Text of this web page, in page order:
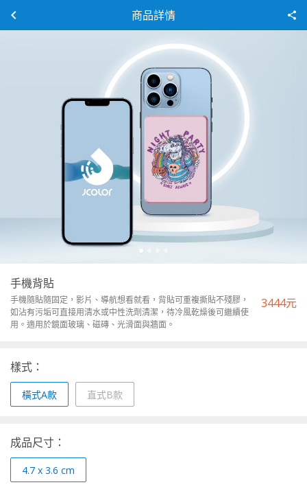
商品詳情
手機背貼
手機隨貼隨固定，影片、導航想看就看，背貼可重複撕貼不殘膠，
如沾有污垢可直接用清水或中性洗劑清潔，待冷風乾燥後可繼續使
用。適用於鏡面玻璃、磁磚、光滑面與牆面。
3444元
樣式：
橫式A款 直式B款
成品尺寸：
4.7 x 3.6 cm